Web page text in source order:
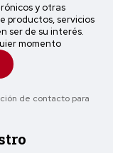
y otras
productos, servicios
ser de su interés.
momento
de contacto para